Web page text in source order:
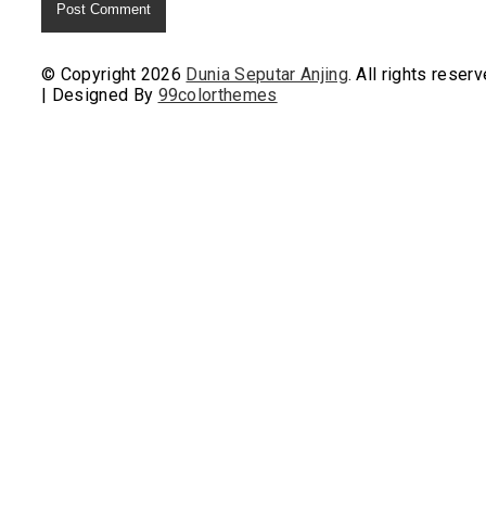
© Copyright 2026 Dunia Seputar Anjing. All rights
| Designed By 99colorthemes